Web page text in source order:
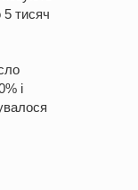
5 тисяч
і